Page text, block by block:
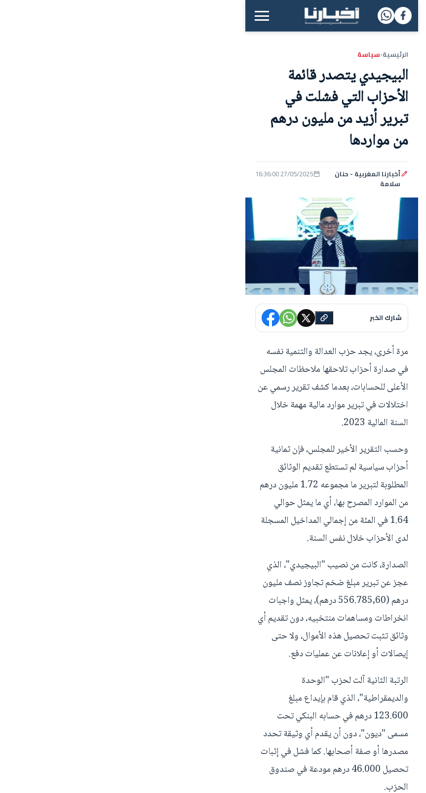
القائمة الرئيسية
الرئيسية‹سياسة
البيجيدي يتصدر قائمة
الأحزاب التي فشلت في
تبرير أزيد من مليون درهم
من مواردها
أخبارنا المغربية - حنان
سلامة
27/05/2025 16:36:00
شارك الخبر
مرة أخرى، يجد حزب العدالة والتنمية نفسه
في صدارة أحزاب تلاحقها ملاحظات المجلس
الأعلى للحسابات، بعدما كشف تقرير رسمي عن
اختلالات في تبرير موارد مالية مهمة خلال
السنة المالية 2023.
وحسب التقرير الأخير للمجلس، فإن ثمانية
أحزاب سياسية لم تستطع تقديم الوثائق
المطلوبة لتبرير ما مجموعه 1.72 مليون درهم
من الموارد المصرح بها، أي ما يمثل حوالي
1.64 في المئة من إجمالي المداخيل المسجلة
لدى الأحزاب خلال نفس السنة.
الصدارة، كانت من نصيب "البيجيدي"، الذي
عجز عن تبرير مبلغ ضخم تجاوز نصف مليون
درهم (556.785,60 درهم)، يمثل واجبات
انخراطات ومساهمات منتخبيه، دون تقديم أي
وثائق تثبت تحصيل هذه الأموال، ولا حتى
إيصالات أو إعلانات عن عمليات دفع.
الرتبة الثانية آلت لحزب "الوحدة
والديمقراطية"، الذي قام بإيداع مبلغ
123.600 درهم في حسابه البنكي تحت
مسمى "ديون"، دون أن يقدم أي وثيقة تحدد
مصدرها أو صفة أصحابها. كما فشل في إثبات
تحصيل 46.000 درهم مودعة في صندوق
الحزب.